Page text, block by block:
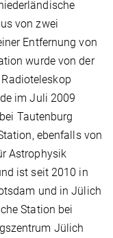
von zwei
Entfernung von
wurde von der
im Juli 2009
Tautenburg
ebenfalls von
Astrophysik
ist seit 2010 in
und in Jülich
Station bei
Jülich